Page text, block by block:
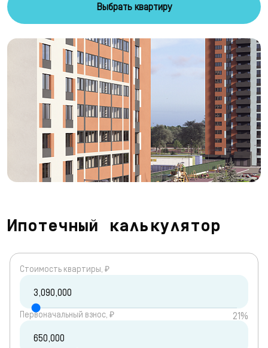
Выбрать квартиру
Ипотечный калькулятор
Cтоимость квартиры, ₽
Первоначальный взнос, ₽ 21%